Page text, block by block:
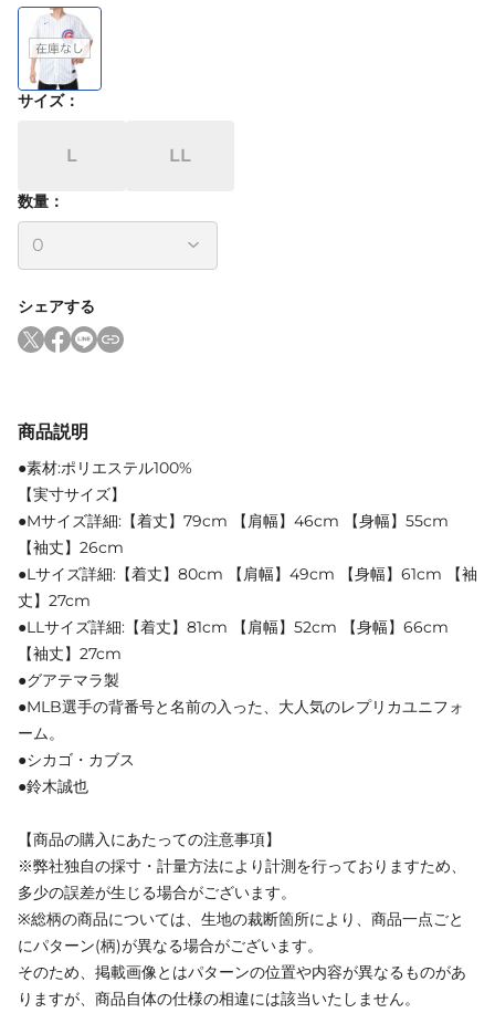
サイズ：
L LL
数量：
シェアする
商品説明
●素材:ポリエステル100%
【実寸サイズ】
●Mサイズ詳細:【着丈】79cm 【肩幅】46cm 【身幅】55cm
【袖丈】26cm
●Lサイズ詳細:【着丈】80cm 【肩幅】49cm 【身幅】61cm 【袖
丈】27cm
●LLサイズ詳細:【着丈】81cm 【肩幅】52cm 【身幅】66cm
【袖丈】27cm
●グアテマラ製
●MLB選手の背番号と名前の入った、大人気のレプリカユニフォ
ーム。
●シカゴ・カブス
●鈴木誠也
【商品の購入にあたっての注意事項】
※弊社独自の採寸・計量方法により計測を行っておりますため、
多少の誤差が生じる場合がございます。
※総柄の商品については、生地の裁断箇所により、商品一点ごと
にパターン(柄)が異なる場合がございます。
そのため、掲載画像とはパターンの位置や内容が異なるものがあ
りますが、商品自体の仕様の相違には該当いたしません。